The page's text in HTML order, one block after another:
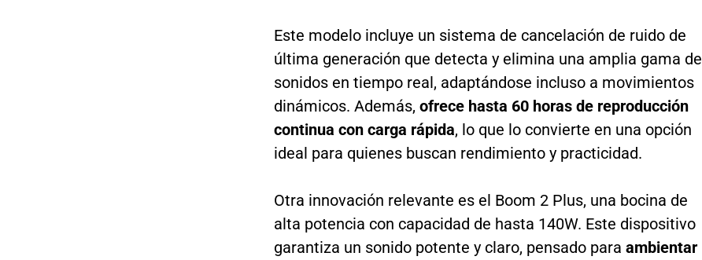
Este modelo incluye un sistema de cancelación de ruido de
última generación que detecta y elimina una amplia gama de
sonidos en tiempo real, adaptándose incluso a movimientos
dinámicos. Además, ofrece hasta 60 horas de reproducción
continua con carga rápida, lo que lo convierte en una opción
ideal para quienes buscan rendimiento y practicidad.
Otra innovación relevante es el Boom 2 Plus, una bocina de
alta potencia con capacidad de hasta 140W. Este dispositivo
garantiza un sonido potente y claro, pensado para ambientar